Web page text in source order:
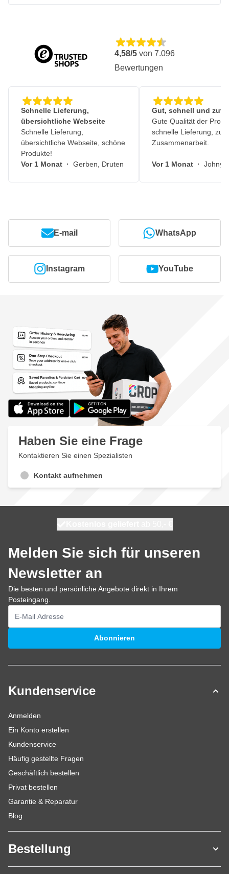
4,58/5 von 7.096
Bewertungen
Schnelle Lieferung,
übersichtliche Webseite
Schnelle Lieferung,
übersichtliche Webseite, schöne
Produkte!
Vor 1 Monat · Gerben, Druten
Gut, schnell und
Gute Qualität der
schnelle Lieferung,
Zusammenarbeit.
Vor 1 Monat · Johny,
E-mail WhatsApp
Instagram YouTube
Haben Sie eine Frage
Kontaktieren Sie einen Spezialisten
Kontakt aufnehmen
Melden Sie sich für unseren
Newsletter an
Die besten und persönliche Angebote direkt in Ihrem
Posteingang.
E-Mailadresse
Abonnieren
Kundenservice
Anmelden
Ein Konto erstellen
Kundenservice
Häufig gestellte Fragen
Geschäftlich bestellen
Privat bestellen
Garantie & Reparatur
Blog
Bestellung